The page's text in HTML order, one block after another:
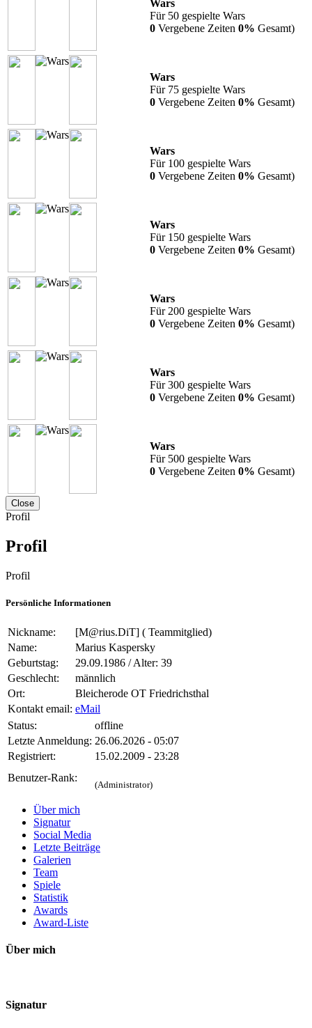
Wars
Für 50 gespielte Wars
0 Vergebene Zeiten 0% Gesamt)
Wars
Für 75 gespielte Wars
0 Vergebene Zeiten 0% Gesamt)
Wars
Für 100 gespielte Wars
0 Vergebene Zeiten 0% Gesamt)
Wars
Für 150 gespielte Wars
0 Vergebene Zeiten 0% Gesamt)
Wars
Für 200 gespielte Wars
0 Vergebene Zeiten 0% Gesamt)
Wars
Für 300 gespielte Wars
0 Vergebene Zeiten 0% Gesamt)
Wars
Für 500 gespielte Wars
0 Vergebene Zeiten 0% Gesamt)
Close
Profil
Profil
Profil
Persönliche Informationen
Nickname: [M@rius.DiT] ( Teammitglied)
Name:
Marius Kaspersky
Geburtstag:
29.09.1986 / Alter: 39
Geschlecht:
männlich
Ort:
Bleicherode OT Friedrichsthal
Kontakt email: eMail
Status:
offline
Letzte Anmeldung: 26.06.2026 - 05:07
Registriert:
15.02.2009 - 23:28
Benutzer-Rank:
(Administrator)
Über mich
Signatur
Social Media
Letzte Beiträge
Galerien
Team
Spiele
Statistik
Awards
Award-Liste
Über mich
Signatur